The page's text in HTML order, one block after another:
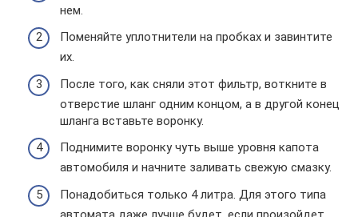
нем.
Поменяйте уплотнители на пробках и завинтите
их.
После того, как сняли этот фильтр, воткните в
отверстие шланг одним концом, а в другой конец
шланга вставьте воронку.
Поднимите воронку чуть выше уровня капота
автомобиля и начните заливать свежую смазку.
Понадобиться только 4 литра. Для этого типа